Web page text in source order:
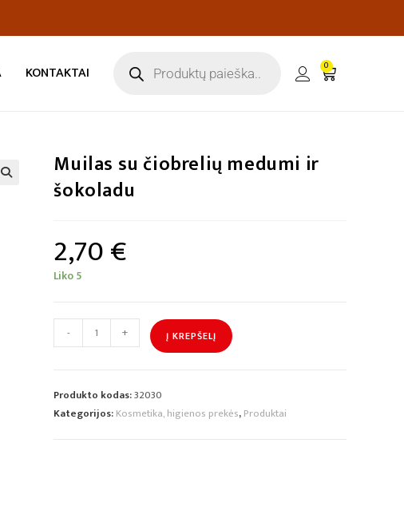
KONTAKTAI 0
Muilas su čiobrelių medumi ir
šokoladu
2,70€
Liko 5
- + Į KREPŠELĮ
Produkto kodas:32030
Kategorijos:Kosmetika, higienos prekės,Produktai